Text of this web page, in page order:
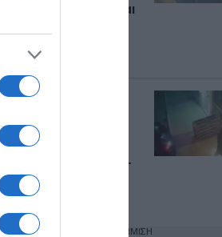
αέρα και καρφώνεται
αυτοκίνητα
Βίντεο ντοκουμέντο
που
ανατίναζε ATM και
έκλεβε αυτοκίνητα –
ο
ΔΙΑΦΗΜΙΣΗ